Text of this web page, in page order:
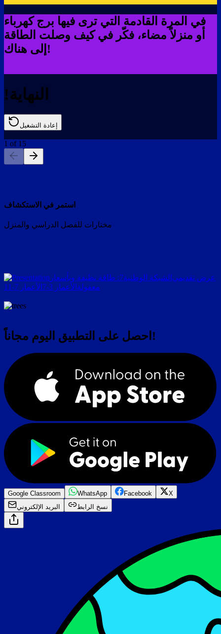
في المرة القادمة التي ترى فيها برج كهرباء
أو منزلاً مضاء، فكّر في كيف وصلت الطاقة
إلى هناك!
!النهاية
إعادة التشغيل
1 of 15
استمر في الاستكشاف
مختارات للفصل الدراسي والمنزل
عرض تقديمي الشبكة الوطنية 7: طاقة نظيفة وبأسعار
معقولة الأعمار 3-7 الأعمار 7-11
احصل على التطبيق اليوم مجاناً!
Google Classroom WhatsApp Facebook
X
البريد الإلكتروني
نسخ الرابط